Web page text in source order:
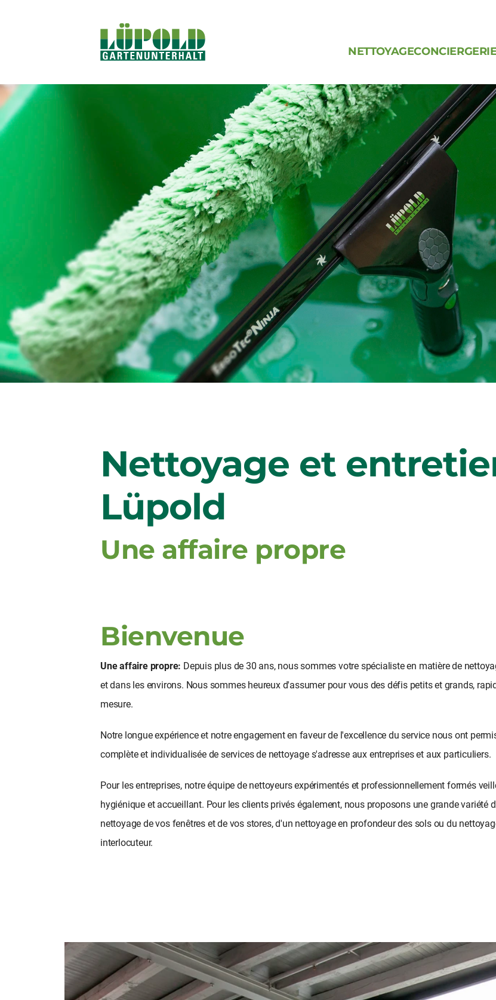
Nettoyage et
Lüpold
Une affaire propre
Bienvenue
Une affaire propre: Depuis plus de 30 ans, nous sommes votre spécialiste en matière de
et dans les environs. Nous sommes heureux d'assumer pour vous des défis petits et grands,
mesure.
Notre longue expérience et notre engagement en faveur de l'excellence du service nous ont
complète et individualisée de services de nettoyage s'adresse aux entreprises et aux particuliers.
Pour les entreprises, notre équipe de nettoyeurs expérimentés et professionnellement formés
hygiénique et accueillant. Pour les clients privés également, nous proposons une grande variété
nettoyage de vos fenêtres et de vos stores, d'un nettoyage en profondeur des sols ou du
interlocuteur.
NETTOYAGE